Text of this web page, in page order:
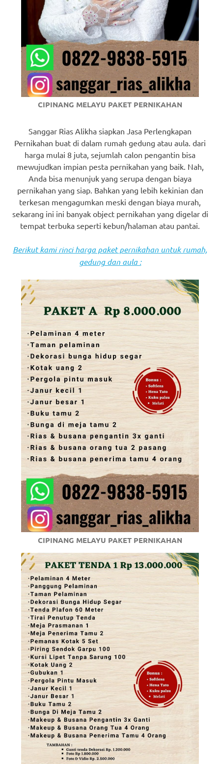
CIPINANG MELAYU PAKET PERNIKAHAN
Sanggar Rias Alikha siapkan Jasa Perlengkapan
Pernikahan buat di dalam rumah gedung atau aula. dari
harga mulai 8 juta, sejumlah calon pengantin bisa
mewujudkan impian pesta pernikahan yang baik. Nah,
Anda bisa menunjuk yang serupa dengan biaya
pernikahan yang siap. Bahkan yang lebih kekinian dan
terkesan mengagumkan meski dengan biaya murah,
sekarang ini ini banyak object pernikahan yang digelar di
tempat terbuka seperti kebun/halaman atau pantai.
Berikut kami rinci harga paket pernikahan untuk rumah,
gedung dan aula :
CIPINANG MELAYU PAKET PERNIKAHAN